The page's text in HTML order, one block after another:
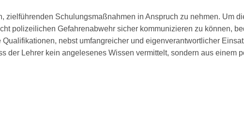
zielführenden Schulungsmaßnahmen in Anspruch zu nehmen. Um
polizeilichen Gefahrenabwehr sicher kommunizieren zu können,
nebst umfangreicher und eigenverantwortlicher
der Lehrer kein angelesenes Wissen vermittelt, sondern aus einem